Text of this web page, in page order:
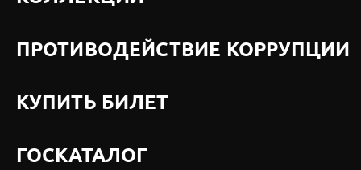
ПРОТИВОДЕЙСТВИЕ КОРРУПЦИИ
КУПИТЬ БИЛЕТ
ГОСКАТАЛОГ